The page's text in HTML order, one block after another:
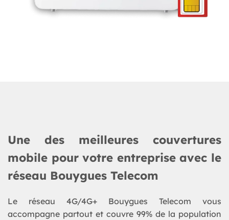
Une des meilleures couvertures
mobile pour votre entreprise avec le
réseau Bouygues Telecom
Le réseau 4G/4G+ Bouygues Telecom vous
accompagne partout et couvre 99% de la population